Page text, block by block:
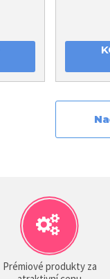
Prémiové produkty za